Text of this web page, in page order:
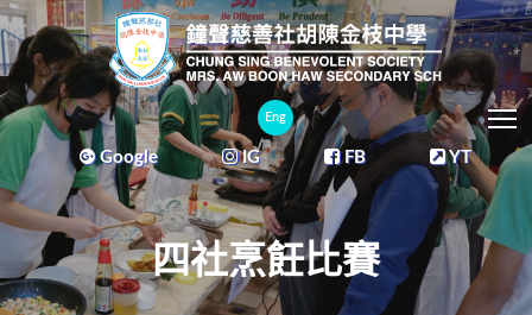
Eng
Google IG FB YT
四社烹飪比賽